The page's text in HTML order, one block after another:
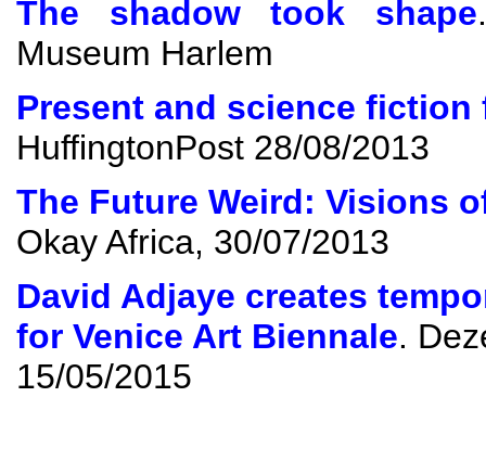
The shadow took shape
Museum Harlem
Present and science fiction
HuffingtonPost 28/08/2013
The Future Weird: Visions
Okay Africa, 30/07/2013
David Adjaye creates
for Venice Art Biennale.
15/05/2015